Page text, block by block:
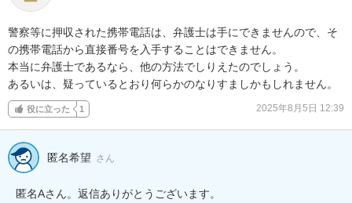
警察等に押収された携帯電話は、弁護士は手にできませんので、そ
の携帯電話から直接番号を入手することはできません。
本当に弁護士であるなら、他の方法でしりえたのでしょう。
あるいは、疑っているとおり何らかのなりすましかもしれません。
役に立った 1 2025年8月5日 12:39
匿名希望 さん
匿名Aさん。返信ありがとうございます。